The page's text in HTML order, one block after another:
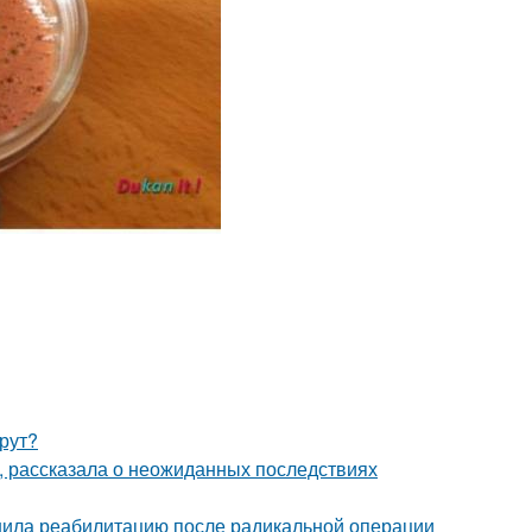
о неожиданных последствиях
реабилитацию после радикальной операции